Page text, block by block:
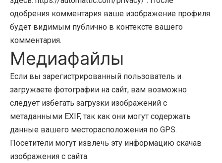
одобрения комментария ваше изображение профиля
будет видимым публично в контексте вашего
комментария.
Медиафайлы
Если вы зарегистрированный пользователь и
загружаете фотографии на сайт, вам возможно
следует избегать загрузки изображений с
метаданными EXIF, так как они могут содержать
данные вашего месторасположения по GPS.
Посетители могут извлечь эту информацию скачав
изображения с сайта.